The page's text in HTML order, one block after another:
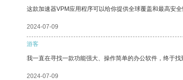
这款加速器VPM应用程序可以给你提供全球覆盖和最高安全
2024-07-09
游客
我一直在寻找一款功能强大、操作简单的办公软件，终于
2024-07-09